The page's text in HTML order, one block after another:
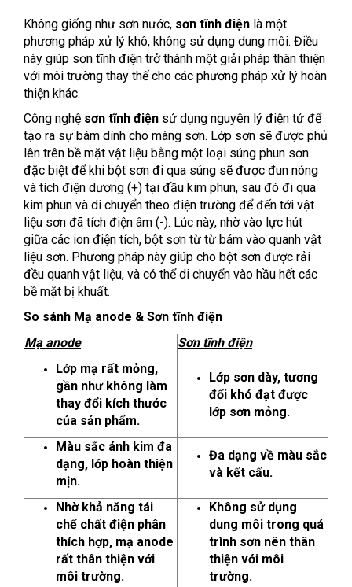
Không giống như sơn nước, sơn tĩnh điện là một
phương pháp xử lý khô, không sử dụng dung môi. Điều
này giúp sơn tĩnh điện trở thành một giải pháp thân thiện
với môi trường thay thế cho các phương pháp xử lý hoàn
thiện khác.
Công nghệ sơn tĩnh điện sử dụng nguyên lý điện tử để
tạo ra sự bám dính cho màng sơn. Lớp sơn sẽ được phủ
lên trên bề mặt vật liệu bằng một loại súng phun sơn
đặc biệt để khi bột sơn đi qua súng sẽ được đun nóng
và tích điện dương (+) tại đầu kim phun, sau đó đi qua
kim phun và di chuyển theo điện trường để đến tới vật
liệu sơn đã tích điện âm (-). Lúc này, nhờ vào lực hút
giữa các ion điện tích, bột sơn từ từ bám vào quanh vật
liệu sơn. Phương pháp này giúp cho bột sơn được rải
đều quanh vật liệu, và có thể di chuyển vào hầu hết các
bề mặt bị khuất.
So sánh Mạ anode & Sơn tĩnh điện
Mạ anode
Sơn tĩnh điện
Lớp mạ rất mỏng,
gần như không làm
thay đổi kích thước
của sản phẩm.
Lớp sơn dày, tương
đối khó đạt được
lớp sơn mỏng.
Màu sắc ánh kim đa
dạng, lớp hoàn thiện
mịn.
Đa dạng về màu sắc
và kết cấu.
Nhờ khả năng tái
chế chất điện phân
thích hợp, mạ anode
rất thân thiện với
môi trường.
Không sử dụng
dung môi trong quá
trình sơn nên thân
thiện với môi
trường.